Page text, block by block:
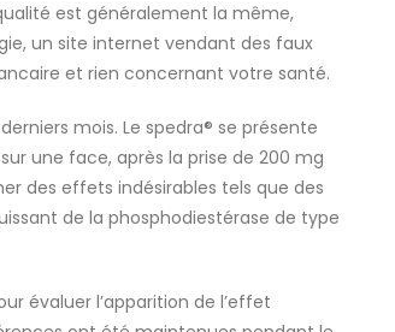
est généralement la même,
un site internet vendant des faux
et rien concernant votre santé.
mois. Le spedra® se présente
une face, après la prise de 200 mg
des effets indésirables tels que des
de la phosphodiestérase de type
évaluer l’apparition de l’effet